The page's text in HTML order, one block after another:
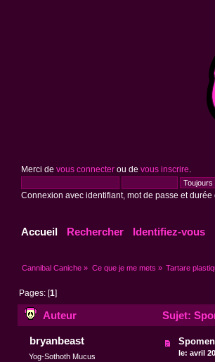
Merci de vous connecterou de vous inscrire
Connexion avec identifiant, mot de passe et durée
Accueil Rechercher Identifiez-vous
Cannibal Caniche » Ce que je me mets » Tartare
Pages: [1]
Auteur Sujet:
bryanbeast
Yog-Sothoth Mucus le: avril